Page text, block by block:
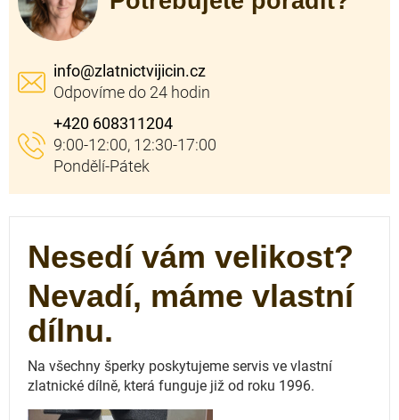
info@zlatnictvijicin.cz
+420 608311204
Nesedí vám velikost?
Nevadí, máme vlastní
dílnu.
Na všechny šperky poskytujeme servis ve vlastní
zlatnické dílně, která funguje již od roku 1996.